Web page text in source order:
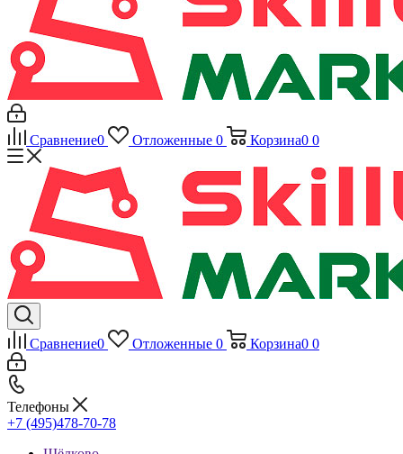
Сравнение0 Отложенные 0 Корзина0 0
Сравнение0 Отложенные 0 Корзина0 0
Телефоны
+7 (495)478-70-78